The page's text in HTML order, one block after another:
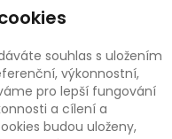
souhlas s uložením
výkonnostní,
pro lepší fungování
a cílení a
budou uloženy,